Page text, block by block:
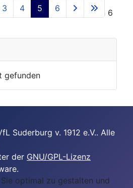
Seite 5 von 6
3 4 5 6
gefunden
Suderburg v. 1912 e.V.. Alle
der GNU/GPL-Lizenz
optimal zu gestalten und